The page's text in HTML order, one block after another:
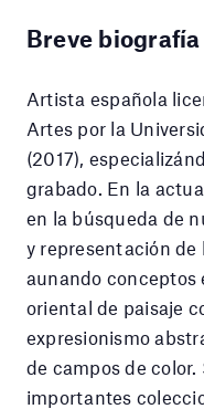
Breve
Artista española
Artes por la
(2017),
grabado. En la
en la búsqueda de
y representación de
aunando conceptos
oriental de paisaje
expresionismo
de campos de
importantes